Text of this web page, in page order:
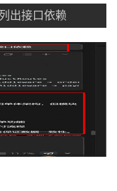
出接口依赖